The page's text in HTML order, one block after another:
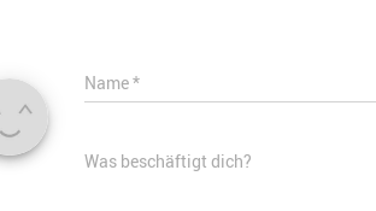
Name*
Was beschäftigt dich?